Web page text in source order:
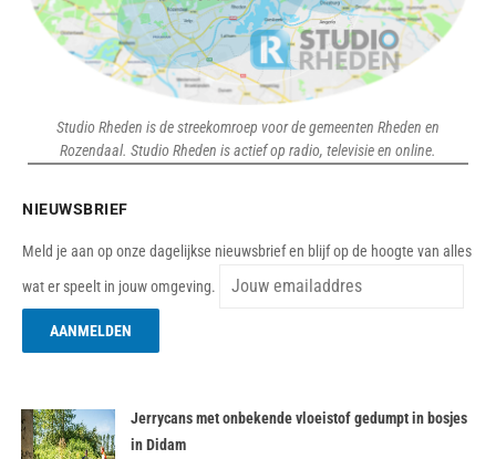
Studio Rheden is de streekomroep voor de gemeenten Rheden en
Rozendaal. Studio Rheden is actief op radio, televisie en online.
NIEUWSBRIEF
Meld je aan op onze dagelijkse nieuwsbrief en blijf op de hoogte van alles
wat er speelt in jouw omgeving.
Jerrycans met onbekende vloeistof gedumpt in bosjes
in Didam